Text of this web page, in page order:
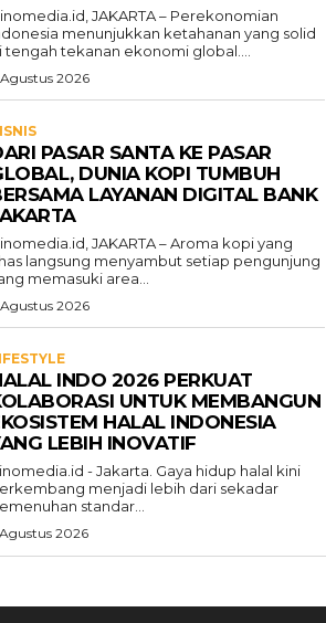
JAKARTA – Perekonomian
menunjukkan ketahanan yang solid
tengah tekanan ekonomi global....
2026
PASAR SANTA KE PASAR
DUNIA KOPI TUMBUH
LAYANAN DIGITAL BANK
JAKARTA – Aroma kopi yang
langsung menyambut setiap pengunjung
memasuki area...
2026
INDO 2026 PERKUAT
UNTUK MEMBANGUN
HALAL INDONESIA
LEBIH INOVATIF
- Jakarta. Gaya hidup halal kini
menjadi lebih dari sekadar
standar...
2026